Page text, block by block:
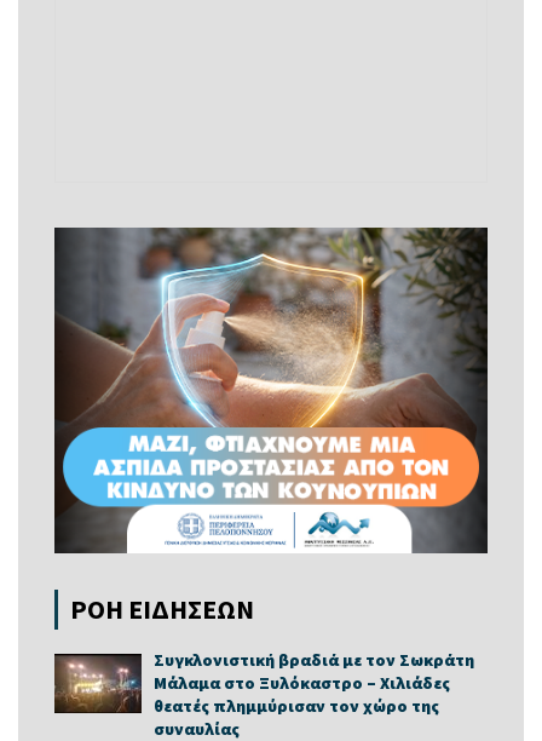
ΡΟΗ ΕΙΔΗΣΕΩΝ
Συγκλονιστική βραδιά με τον Σωκράτη
Μάλαμα στο Ξυλόκαστρο – Χιλιάδες
θεατές πλημμύρισαν τον χώρο της
συναυλίας